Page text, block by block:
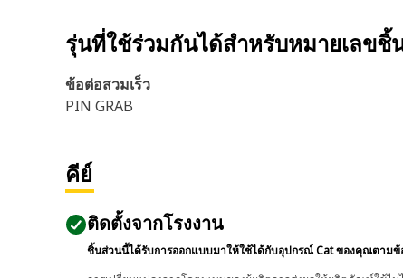
รุ่นที่ใช้ร่วมกันได้สำหรับหมายเลขชิ้
ข้อต่อสวมเร็ว
PIN GRAB
คีย์
ติดตั้งจากโรงงาน
ชิ้นส่วนนี้ได้รับการออกแบบมาให้ใช้ได้กับอุปกรณ์ Cat ของคุณตามข้